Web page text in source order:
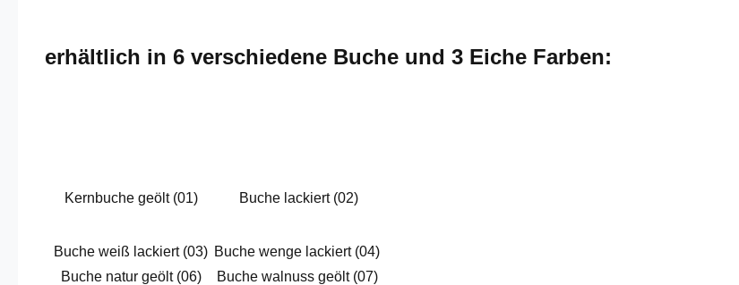
erhältlich in 6 verschiedene Buche und 3 Eiche Farben:
Kernbuche geölt (01) Buche lackiert (02)
Buche weiß lackiert (03) Buche wenge lackiert (04)
Buche natur geölt (06)
Buche walnuss geölt (07)